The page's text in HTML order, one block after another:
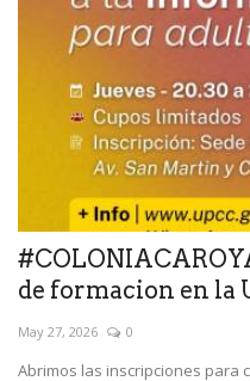
de formacion en la
May 27, 2026 0
Abrimos las inscripciones para